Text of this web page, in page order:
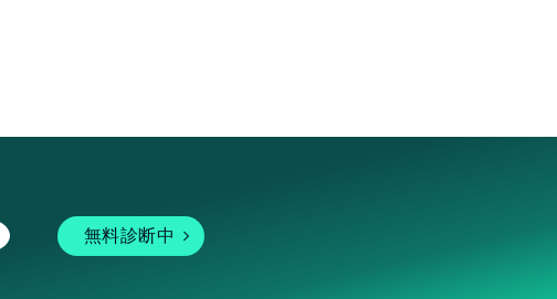
無料診断中